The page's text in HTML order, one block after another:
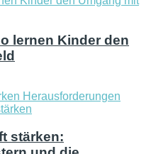
lernen Kinder den
stärken: